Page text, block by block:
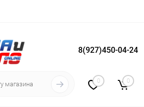
Вход Регистрация
8(927)450-04-24
0 0